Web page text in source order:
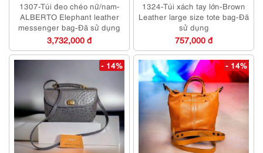
1307-Túi đeo chéo nữ/nam-
ALBERTO Elephant leather
messenger bag-Đã sử dụng
3,732,000 đ
1324-Túi xách tay lớn-Brown
Leather large size tote bag-Đã
sử dụng
757,000 đ
- 14% - 14%